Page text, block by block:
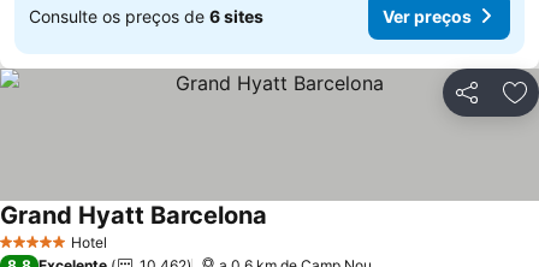
Consulte os preços de 6 sites Ver preços
Partilhar
5 Estrelas Hotel
Grand Hyatt Barcelona